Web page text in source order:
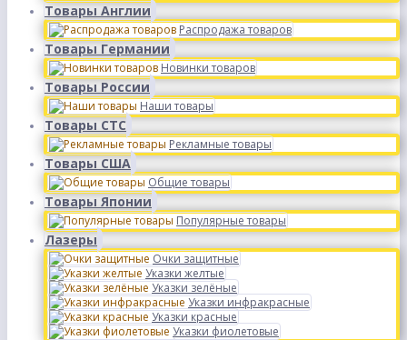
Товары Англии
Распродажа товаров
Товары Германии
Новинки товаров
Товары России
Наши товары
Товары СТС
Рекламные товары
Товары США
Общие товары
Товары Японии
Популярные товары
Лазеры
Очки защитные
Указки желтые
Указки зелёные
Указки инфракрасные
Указки красные
Указки фиолетовые